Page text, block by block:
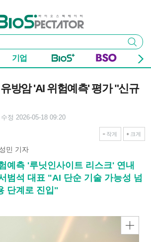
이오스펙테이터
검색
기업
방암 'AI 위험예측' 평가 "신규
수정 2026-05-18 09:20
작게 크게
민 기자
예측 '루닛인사이트 리스크' 연내
범석 대표 "AI 단순 기술 가능성 넘
단계로 진입"